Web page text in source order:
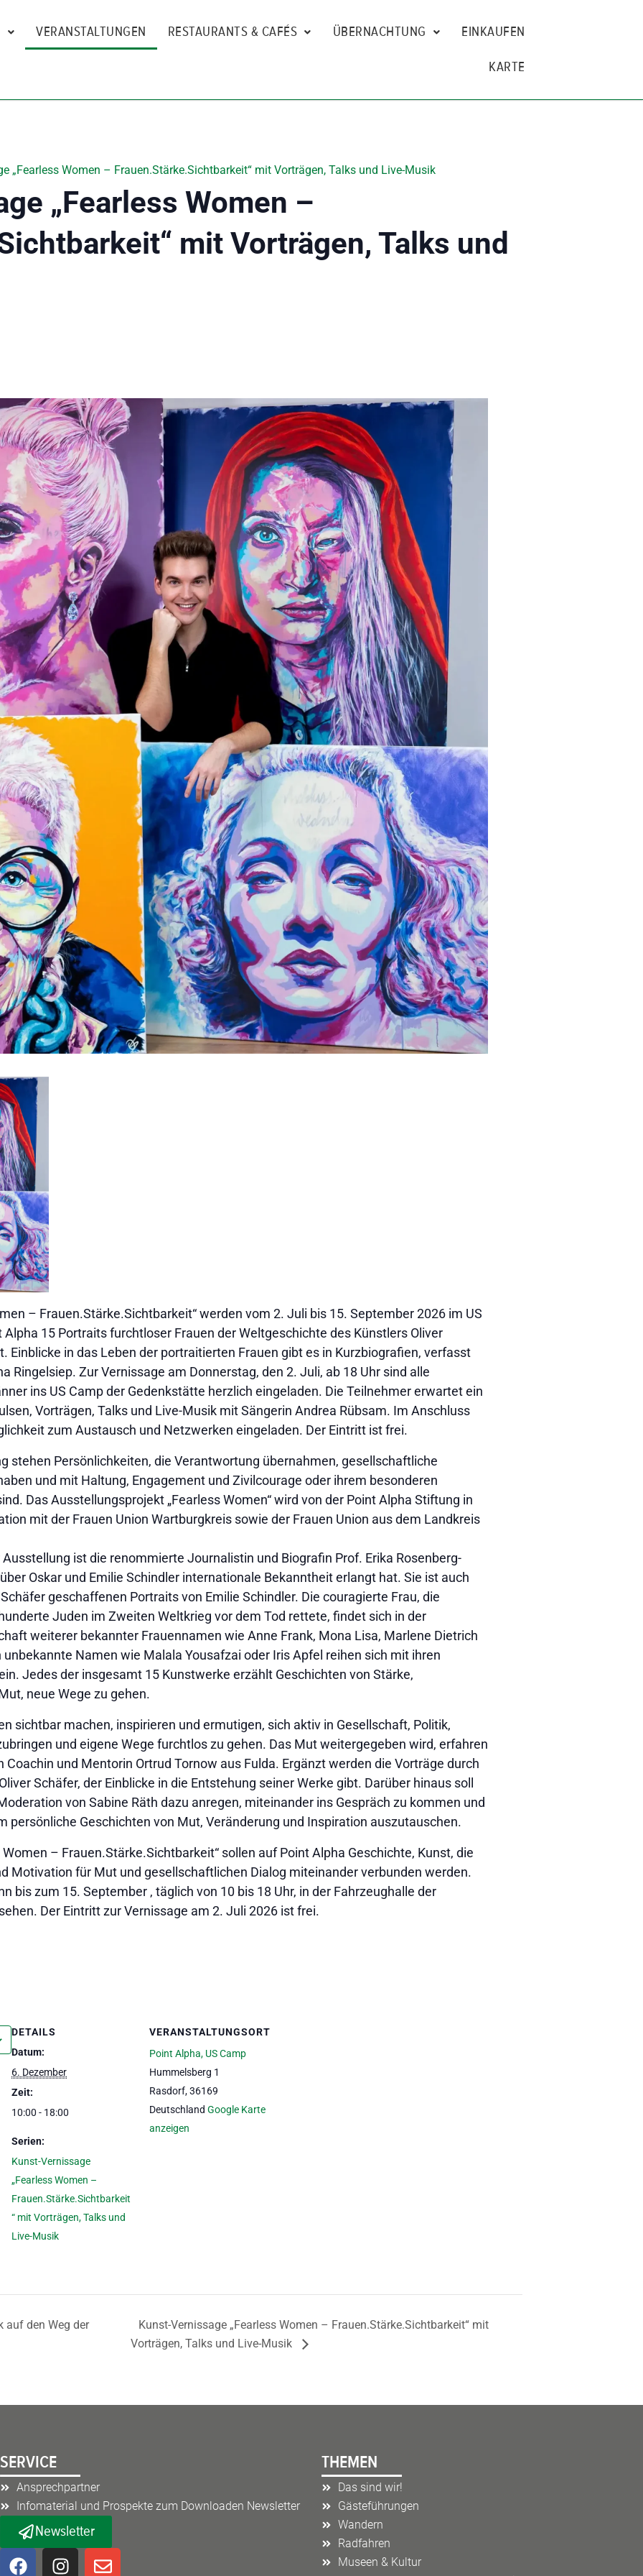
VERANSTALTUNGEN RESTAURANTS & CAFÉS ÜBERNACHTUNG EINKAUFEN
KARTE
„Fearless Women – Frauen.Stärke.Sichtbarkeit“ mit Vorträgen, Talks und Live-Musik
„Fearless Women –
mit Vorträgen, Talks und
– Frauen.Stärke.Sichtbarkeit“ werden vom 2. Juli bis 15. September 2026 im US
15 Portraits furchtloser Frauen der Weltgeschichte des Künstlers Oliver
Einblicke in das Leben der portraitierten Frauen gibt es in Kurzbiografien, verfasst
Ringelsiep. Zur Vernissage am Donnerstag, den 2. Juli, ab 18 Uhr sind alle
ins US Camp der Gedenkstätte herzlich eingeladen. Die Teilnehmer erwartet ein
Vorträgen, Talks und Live-Musik mit Sängerin Andrea Rübsam. Im Anschluss
zum Austausch und Netzwerken eingeladen. Der Eintritt ist frei.
stehen Persönlichkeiten, die Verantwortung übernahmen, gesellschaftliche
und mit Haltung, Engagement und Zivilcourage oder ihrem besonderen
Das Ausstellungsprojekt „Fearless Women“ wird von der Point Alpha Stiftung in
mit der Frauen Union Wartburgkreis sowie der Frauen Union aus dem Landkreis
ist die renommierte Journalistin und Biografin Prof. Erika Rosenberg-
Oskar und Emilie Schindler internationale Bekanntheit erlangt hat. Sie ist auch
geschaffenen Portraits von Emilie Schindler. Die couragierte Frau, die
Juden im Zweiten Weltkrieg vor dem Tod rettete, findet sich in der
weiterer bekannter Frauennamen wie Anne Frank, Mona Lisa, Marlene Dietrich
Namen wie Malala Yousafzai oder Iris Apfel reihen sich mit ihren
Jedes der insgesamt 15 Kunstwerke erzählt Geschichten von Stärke,
neue Wege zu gehen.
sichtbar machen, inspirieren und ermutigen, sich aktiv in Gesellschaft, Politik,
und eigene Wege furchtlos zu gehen. Das Mut weitergegeben wird, erfahren
Coachin und Mentorin Ortrud Tornow aus Fulda. Ergänzt werden die Vorträge durch
Schäfer, der Einblicke in die Entstehung seiner Werke gibt. Darüber hinaus soll
von Sabine Räth dazu anregen, miteinander ins Gespräch zu kommen und
persönliche Geschichten von Mut, Veränderung und Inspiration auszutauschen.
– Frauen.Stärke.Sichtbarkeit“ sollen auf Point Alpha Geschichte, Kunst, die
Motivation für Mut und gesellschaftlichen Dialog miteinander verbunden werden.
bis zum 15. September , täglich von 10 bis 18 Uhr, in der Fahrzeughalle der
Der Eintritt zur Vernissage am 2. Juli 2026 ist frei.
DETAILS
Datum:
6. Dezember
Zeit:
10:00 - 18:00
Serien:
Kunst-Vernissage
„Fearless Women –
Frauen.Stärke.Sichtbarkeit
“ mit Vorträgen, Talks und
Live-Musik
VERANSTALTUNGSORT
Point Alpha, US Camp
Hummelsberg 1
Rasdorf,36169
Deutschland Google Karte
anzeigen
auf den Weg der
Kunst-Vernissage „Fearless Women – Frauen.Stärke.Sichtbarkeit“ mit
Vorträgen, Talks und Live-Musik
SERVICE
Ansprechpartner
Infomaterial und Prospekte zum Downloaden Newsletter
Newsletter
F
I
E
THEMEN
Das sind wir!
Gästeführungen
Wandern
Radfahren
Museen & Kultur